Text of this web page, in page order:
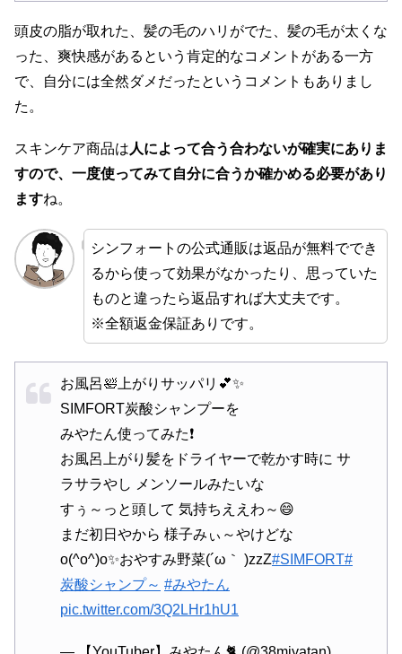
頭皮の脂が取れた、髪の毛のハリがでた、髪の毛が太くな
った、爽快感があるという肯定的なコメントがある一方
で、自分には全然ダメだったというコメントもありまし
た。
スキンケア商品は 人によって合う合わないが確実にありま
すので、一度使ってみて自分に合うか確かめる必要があり
ますね。
シンフォートの公式通販は返品が無料ででき
るから使って効果がなかったり、思っていた
ものと違ったら返品すれば大丈夫です。
※全額返金保証ありです。
お風呂🛀上がりサッパリ💕✨
SIMFORT炭酸シャンプーを
みやたん使ってみた❗
お風呂上がり髪をドライヤーで乾かす時に サ
ラサラやし メンソールみたいな
すぅ～っと頭して 気持ちええわ～😄
まだ初日やから 様子みぃ～やけどな
o(^o^)o✨おやすみ野菜(´ω｀ )zzZ#SIMFORT#
炭酸シャンプ～ #みやたん
pic.twitter.com/3Q2LHr1hU1